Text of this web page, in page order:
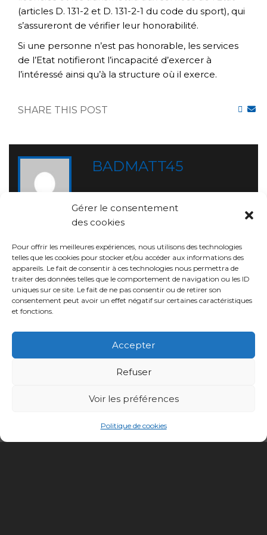
Gérer le consentement
des cookies
Pour offrir les meilleures expériences, nous utilisons des technologies
telles que les cookies pour stocker et/ou accéder aux informations des
appareils. Le fait de consentir à ces technologies nous permettra de
traiter des données telles que le comportement de navigation ou les ID
uniques sur ce site. Le fait de ne pas consentir ou de retirer son
consentement peut avoir un effet négatif sur certaines caractéristiques
et fonctions.
Accepter
Refuser
Voir les préférences
Politique de cookies
(articles D. 131-2 et D. 131-2-1 du code du sport), qui
s’assureront de vérifier leur honorabilité.
Si une personne n’est pas honorable, les services
de l’Etat notifieront l’incapacité d’exercer à
l’intéressé ainsi qu’à la structure où il exerce.
SHARE THIS POST
BADMATT45
RELATED POST